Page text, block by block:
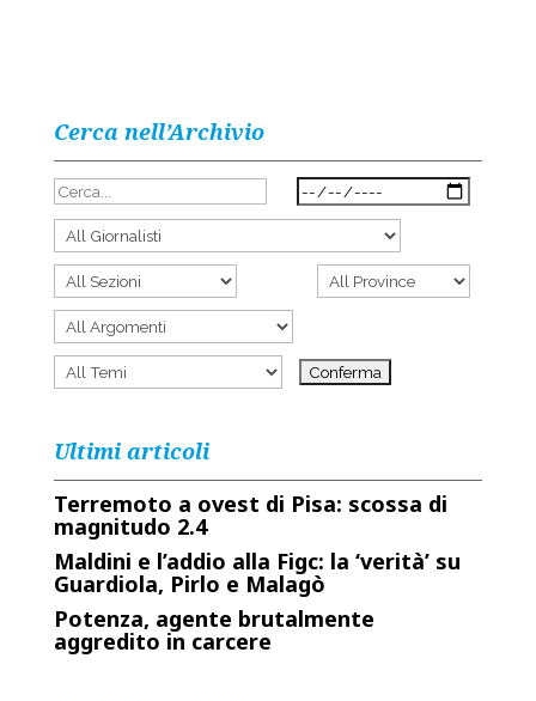
Cerca nell’Archivio
Ultimi articoli
Terremoto a ovest di Pisa: scossa di
magnitudo 2.4
Maldini e l’addio alla Figc: la ‘verità’ su
Guardiola, Pirlo e Malagò
Potenza, agente brutalmente
aggredito in carcere